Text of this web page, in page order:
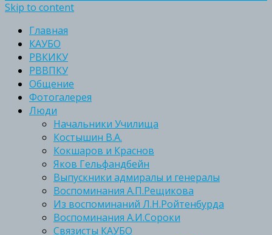
Skip to content
Главная
КАУБО
РВКИКУ
РВВПКУ
Общение
Фотогалерея
Люди
Начальники Училища
Костышин В.А.
Кокшаров и Краснов
Яков Гельфандбейн
Выпускники адмиралы и генералы
Воспоминания А.П.Рещикова
Из воспоминаний Л.Н.Ройтенбурда
Воспоминания А.И.Сороки
Связисты КАУБО